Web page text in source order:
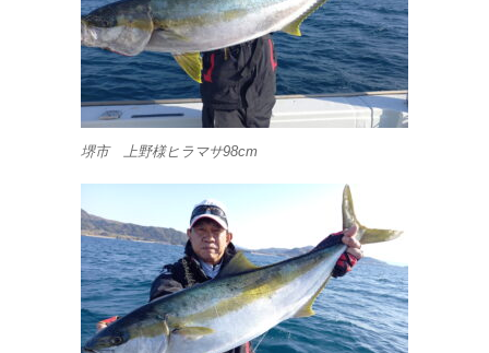
堺市 上野様ヒラマサ98cm